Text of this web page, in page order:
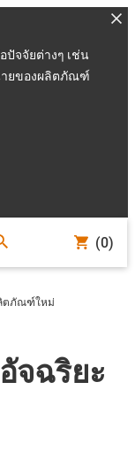
ปัจจัยต่างๆ เช่น
ายของผลิตภัณฑ์
(0)
ตภัณฑ์ใหม่
จฉริยะ